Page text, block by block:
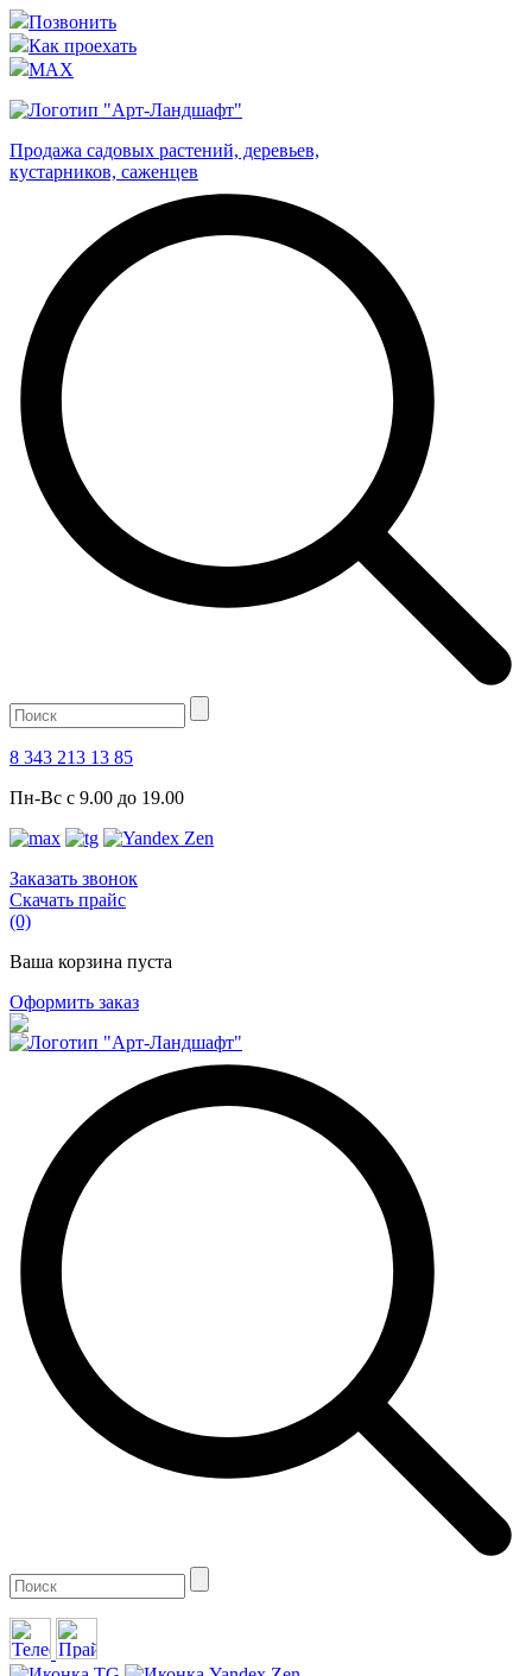
Позвонить
Как проехать
MAX
Продажа садовых растений, деревьев,
кустарников, саженцев
8 343 213 13 85
Пн-Вс с 9.00 до 19.00
Заказать звонок
Скачать прайс
(0)
Ваша корзина пуста
Оформить заказ